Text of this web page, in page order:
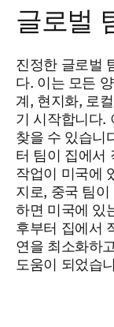
글로벌
진정한 글로벌
다. 이는 모든
계, 현지화, 로
기 시작합니다.
찾을 수 있습니
터 팀이 집에서
작업이 미국에
지로, 중국 팀
하면 미국에 있
후부터 집에서
연을 최소화하
도움이 되었습